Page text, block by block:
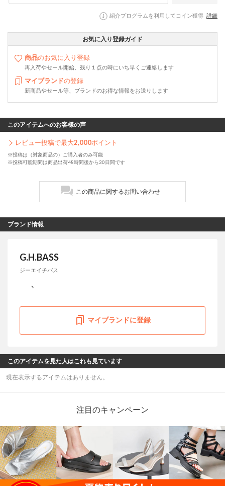
紹介プログラムを利用してコイン獲得 詳細
お気に入り登録ガイド
商品のお気に入り登録
再入荷やセール開始、残り１点の時にいち早くご連絡します
マイブランドの登録
新商品やセール等、ブランドのお得な情報をお送りします
このアイテムへのお客様の声
レビュー投稿で最大2,000ポイント
※投稿は（対象商品の）ご購入者のみ可能
※投稿可能期間は商品出荷48時間後から30日間です
この商品に関するお問い合わせ
ブランド情報
G.H.BASS
ジーエイチバス
マイブランドに登録
このアイテムを見た人はこれも見ています
現在表示するアイテムはありません。
注目のキャンペーン